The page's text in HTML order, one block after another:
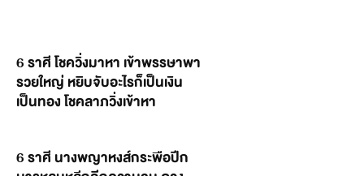
6 ราศี โชควิ่งมาหา เข้าพรรษาพา
รวยใหญ่ หยิบจับอะไรก็เป็นเงิน
เป็นทอง โชคลาภวิ่งเข้าหา
6 ราศี นางพญาหงส์กระพือปีก